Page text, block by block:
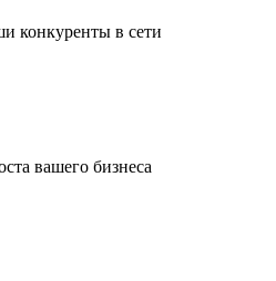
конкуренты в сети
вашего бизнеса